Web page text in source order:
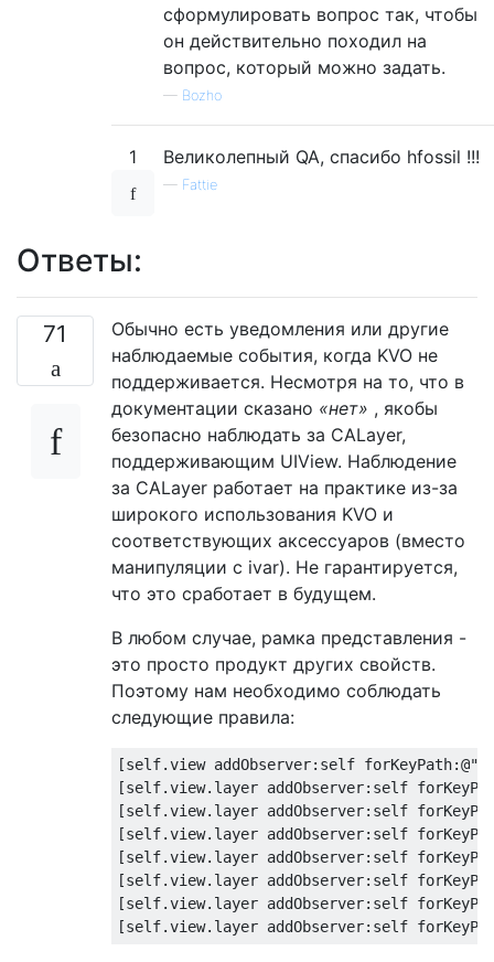
сформулировать вопрос так, чтобы
он действительно походил на
вопрос, который можно задать.
— Bozho
1 Великолепный QA, спасибо hfossil !!!
— Fattie
Ответы:
71
Обычно есть уведомления или другие
наблюдаемые события, когда KVO не
поддерживается. Несмотря на то, что в
документации сказано «нет» , якобы
безопасно наблюдать за CALayer,
поддерживающим UIView. Наблюдение
за CALayer работает на практике из-за
широкого использования KVO и
соответствующих аксессуаров (вместо
манипуляции с ivar). Не гарантируется,
что это сработает в будущем.
В любом случае, рамка представления -
это просто продукт других свойств.
Поэтому нам необходимо соблюдать
следующие правила:
[self.view addObserver: self forKeyPath:
[self.view.layer addObserver: self
[self.view.layer addObserver: self
[self.view.layer addObserver: self
[self.view.layer addObserver: self
[self.view.layer addObserver: self
[self.view.layer addObserver: self
[self.view.layer addObserver: self